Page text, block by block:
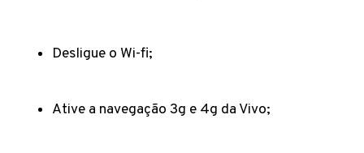
Desligue o Wi-fi;
Ative a navegação 3g e 4g da Vivo;